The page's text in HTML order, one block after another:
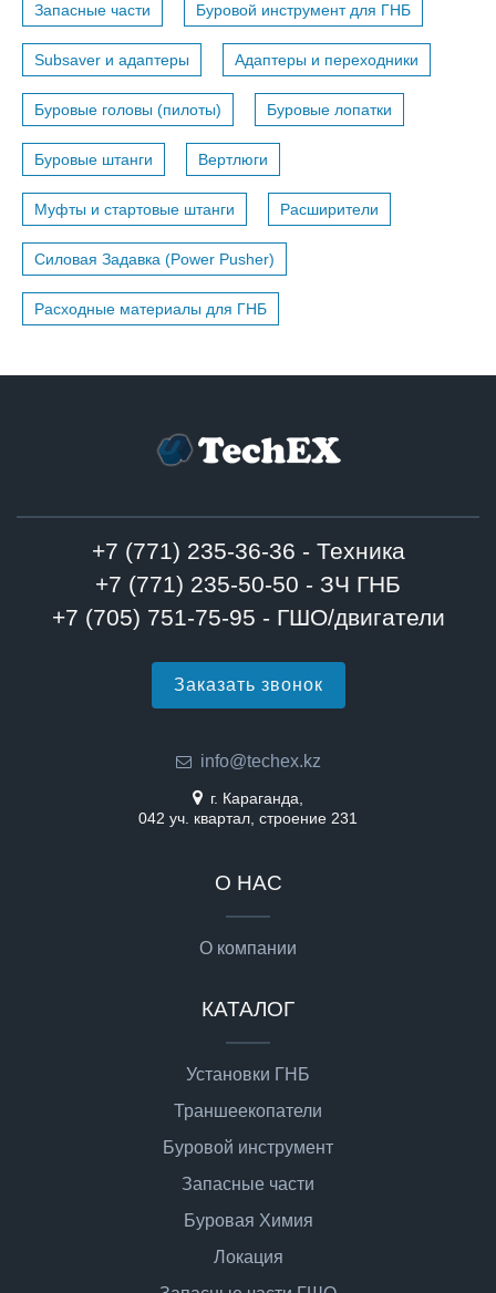
Запасные части Буровой инструмент для ГНБ
Subsaver и адаптеры Адаптеры и переходники
Буровые головы (пилоты) Буровые лопатки
Буровые штанги Вертлюги
Муфты и стартовые штанги Расширители
Силовая Задавка (Power Pusher)
Расходные материалы для ГНБ
+7 (771) 235-36-36 - Техника
+7 (771) 235-50-50 - ЗЧ ГНБ
+7 (705) 751-75-95 - ГШО/двигатели
Заказать звонок
info@techex.kz
г. Караганда,
042 уч. квартал, строение 231
О НАС
О компании
КАТАЛОГ
Установки ГНБ
Траншеекопатели
Буровой инструмент
Запасные части
Буровая Химия
Локация